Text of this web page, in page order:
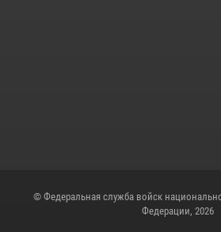
© Федеральная служба войск
Федерации, 2026